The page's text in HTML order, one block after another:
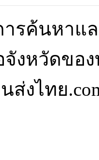
ารค้นหาแ
จังหวัดขอ
งไทย